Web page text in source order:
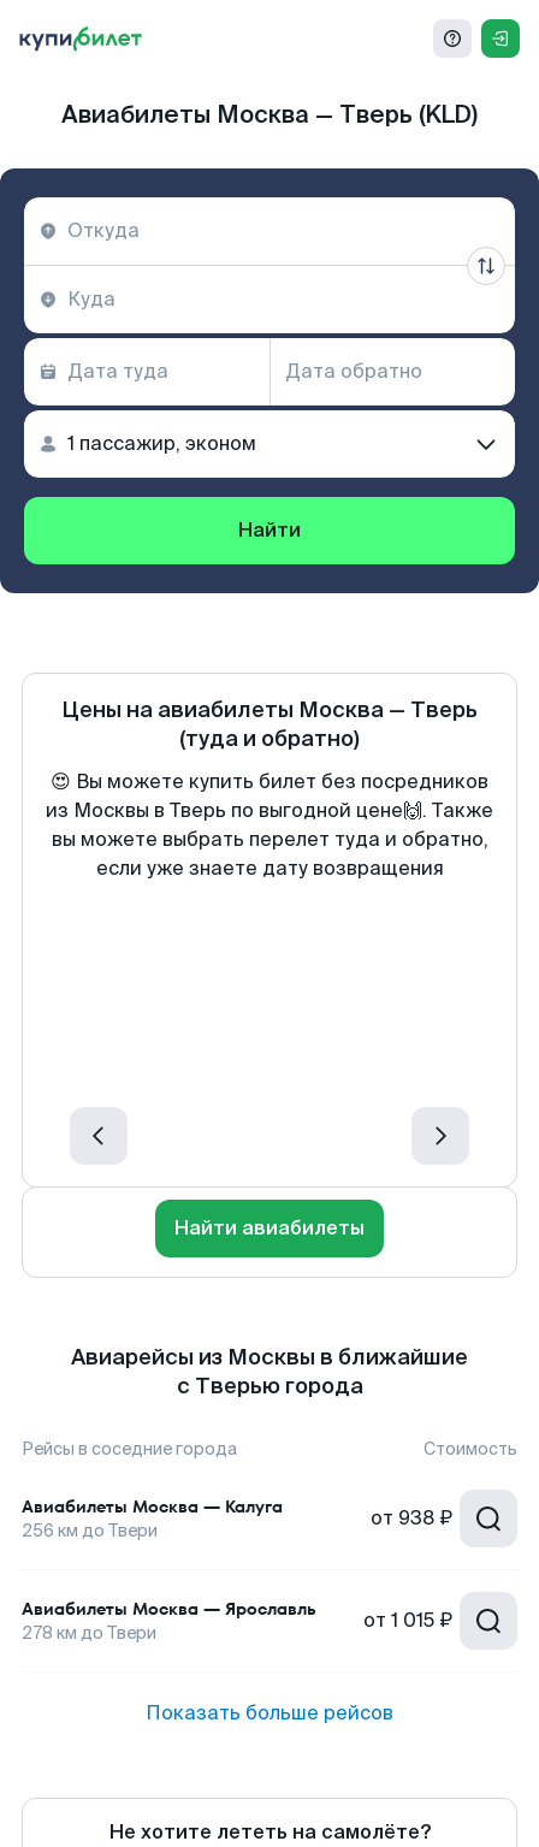
Авиабилеты Москва — Тверь (KLD)
Найти
Цены на авиабилеты Москва — Тверь
(туда и обратно)
😍 Вы можете купить билет без посредников
из Москвы в Тверь по выгодной цене🙌. Также
вы можете выбрать перелет туда и обратно,
если уже знаете дату возвращения
Найти авиабилеты
Авиарейсы из Москвы в ближайшие
с Тверью города
Рейсы в соседние города Стоимость
Авиабилеты Москва — Калуга
256 км до Твери от 938 ₽
Авиабилеты Москва — Ярославль
278 км до Твери от 1 015 ₽
Показать больше рейсов
Не хотите лететь на самолёте?